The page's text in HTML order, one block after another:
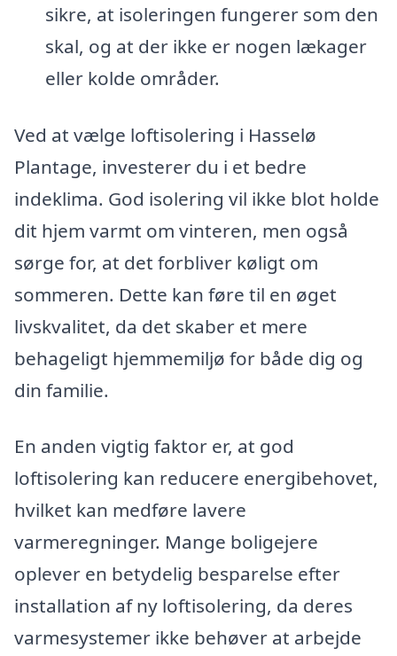
sikre, at isoleringen fungerer som den
skal, og at der ikke er nogen lækager
eller kolde områder.
Ved at vælge loftisolering i Hasselø
Plantage, investerer du i et bedre
indeklima. God isolering vil ikke blot holde
dit hjem varmt om vinteren, men også
sørge for, at det forbliver køligt om
sommeren. Dette kan føre til en øget
livskvalitet, da det skaber et mere
behageligt hjemmemiljø for både dig og
din familie.
En anden vigtig faktor er, at god
loftisolering kan reducere energibehovet,
hvilket kan medføre lavere
varmeregninger. Mange boligejere
oplever en betydelig besparelse efter
installation af ny loftisolering, da deres
varmesystemer ikke behøver at arbejde